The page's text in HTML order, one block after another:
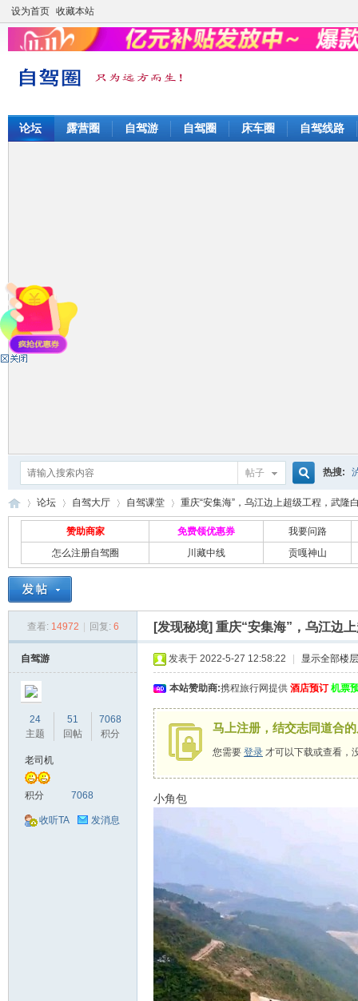
设为首页 收藏本站
论坛 露营圈 自驾游 自驾圈 床车圈 自驾线路
帖子
搜
索
热搜:
自 »
论坛
›
自驾大厅
›
自驾课堂
›
重庆“安集海”，乌江边上超级工程，武隆
赞助商家 免费领优惠券
我要问路
怎么注册自驾圈
川藏中线 贡嘎神山
查看: 14972 回复: 6 [发现秘境] 重庆“安集海”，乌江边
自驾游
24
主题
51
回帖
7068
积分
老司机
积分 7068
收听TA 发消息
发表于 2022-5-27 12:58:22 显示全部楼层
本站赞助商:携程旅行网提供 酒店预订 机票
马上注册，结交志同道合
您需要 登录 才可以下载或查看，
小角包